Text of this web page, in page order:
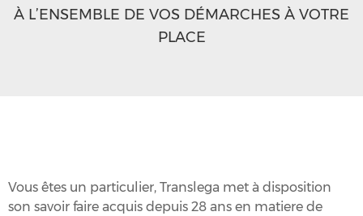
À L’ENSEMBLE DE VOS DÉMARCHES À VOTRE
PLACE
Vous êtes un particulier, Translega met à disposition
son savoir faire acquis depuis 28 ans en matiere de